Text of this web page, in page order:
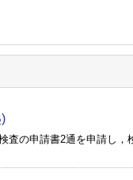
査の申請書2通を申請し，